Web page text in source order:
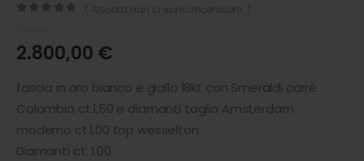
2.800,00 €
fascia in oro bianco e giallo 18kt con Smeraldi carré
Colombia ct.1,50 e diamanti taglio Amsterdam
moderno ct.1,00 top wesselton.
Diamanti ct. 1.00